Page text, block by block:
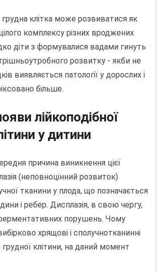
грудна клітка може розвиватися як
комплексу різних вроджених
діти з формувалися вадами гинуть
розвитку - якби не
виявляється патології у дорослих і
більше.
лійкоподібної
у дитини
причина виникнення цієї
(неповноцінний розвиток)
тканини у плода, що позначається
і ребер. Дисплазія, в свою чергу,
порушень. Чому
хрящові і сполучнотканинні
клітини, на даний момент